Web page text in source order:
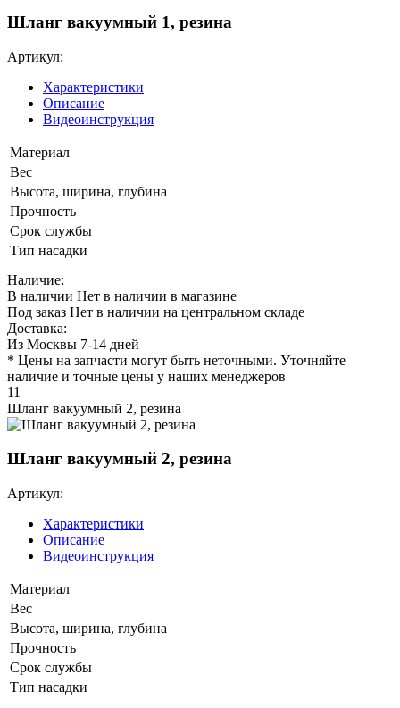
Шланг вакуумный 1, резина
Артикул:
Характеристики
Описание
Видеоинструкция
Материал
Вес
Высота, ширина, глубина
Прочность
Срок службы
Тип насадки
Наличие:
В наличии Нет в наличии в магазине
Под заказ Нет в наличии на центральном складе
Доставка:
Из Москвы 7-14 дней
* Цены на запчасти могут быть неточными. Уточняйте
наличие и точные цены у наших менеджеров
11
Шланг вакуумный 2, резина
Шланг вакуумный 2, резина
Артикул:
Характеристики
Описание
Видеоинструкция
Материал
Вес
Высота, ширина, глубина
Прочность
Срок службы
Тип насадки